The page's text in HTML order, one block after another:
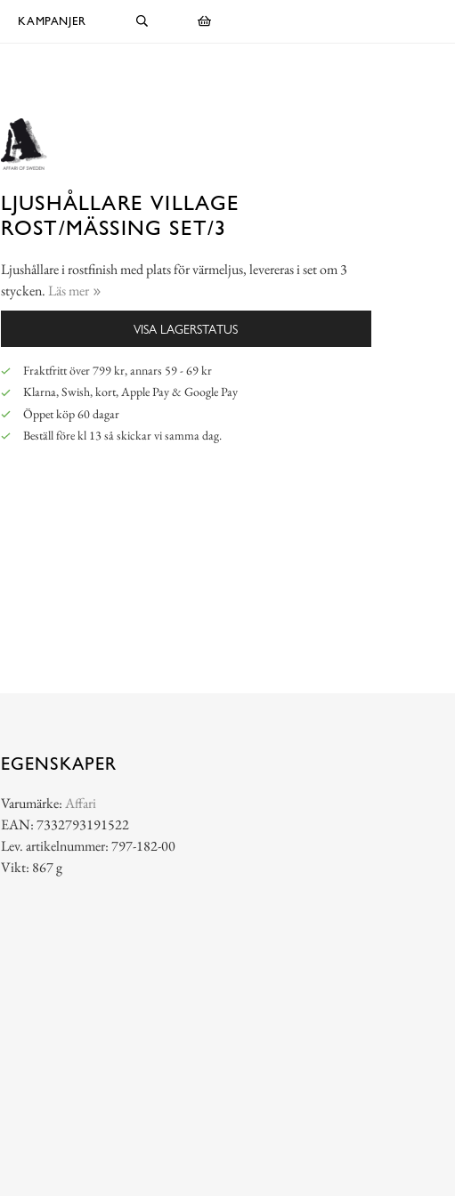
KAMPANJER
LJUSHÅLLARE VILLAGE
ROST/MÄSSING SET/3
Ljushållare i rostfinish med plats för värmeljus, levereras i set om 3
stycken. Läs mer
VISA LAGERSTATUS
Fraktfritt över 799 kr, annars 59 - 69 kr
Klarna, Swish, kort, Apple Pay & Google Pay
Öppet köp 60 dagar
Beställ före kl 13 så skickar vi samma dag.
EGENSKAPER
Varumärke:Affari
EAN: 7332793191522
Lev. artikelnummer: 797-182-00
Vikt: 867 g